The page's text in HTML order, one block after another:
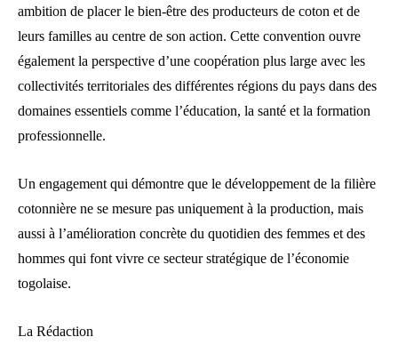
ambition de placer le bien-être des producteurs de coton et de
leurs familles au centre de son action. Cette convention ouvre
également la perspective d’une coopération plus large avec les
collectivités territoriales des différentes régions du pays dans des
domaines essentiels comme l’éducation, la santé et la formation
professionnelle.
Un engagement qui démontre que le développement de la filière
cotonnière ne se mesure pas uniquement à la production, mais
aussi à l’amélioration concrète du quotidien des femmes et des
hommes qui font vivre ce secteur stratégique de l’économie
togolaise.
La Rédaction